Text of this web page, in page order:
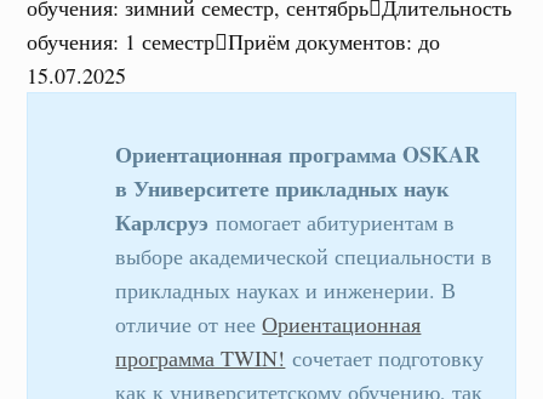
обучения:зимний семестр, сентябрь Длительность
обучения: 1 семестр Приём документов:до
15.07.2025
Ориентационная программа OSKAR
в Университете прикладных наук
Карлсруэ помогает абитуриентам в
выборе академической специальности в
прикладных науках и инженерии. В
отличие от нееОриентационная
программа TWIN! сочетает подготовку
как к университетскому обучению, так